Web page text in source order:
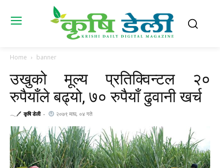
Home banner
उखुको मूल्य प्रतिक्विन्टल २०
रुपैयाँले बढ्यो, ७० रुपैयाँ ढुवानी खर्च
𓂃🖊 कृषि डेली - २०७९ माघ, ०४ गते